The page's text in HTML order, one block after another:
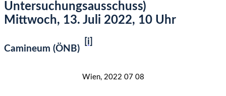
Untersuchungsausschuss)
Mittwoch, 13. Juli 2022, 10 Uhr
Camineum (ÖNB)
[i]
Wien, 2022 07 08